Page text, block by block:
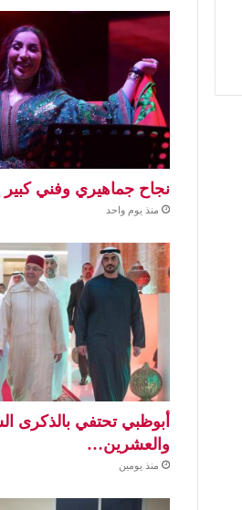
نجاح جماهيري وفني
منذ يوم واحد
أبوظبي تحتفي بالذكرى
والعشرين…
منذ يومين